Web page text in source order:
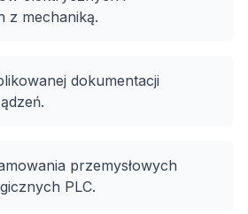
z mechaniką.
dokumentacji
przemysłowych
PLC.